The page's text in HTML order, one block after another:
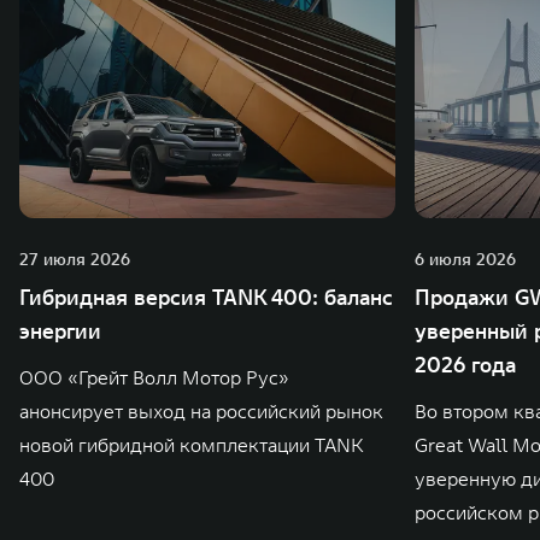
27 июля 2026
Гибридная версия TANK 400: баланс
энергии
ООО «Грейт Волл Мотор Рус»
анонсирует выход на российский рынок
новой гибридной комплектации TANK
400
6 июля 2026
Продажи
уверенный
2026 года
Во втором
Great Wall
уверенную
российском